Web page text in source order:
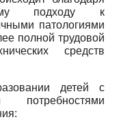
подходу к
патологиями
полной трудовой
средств
детей с
потребностями